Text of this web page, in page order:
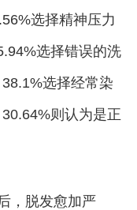
选择精神压力
选择错误的洗
选择经常染
则认为是正
，脱发愈加严